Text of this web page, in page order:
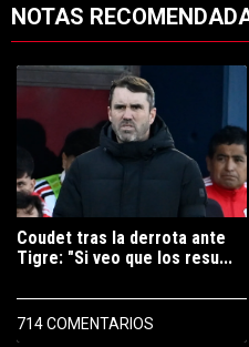
NOTAS
Un artículo de tendencia con el
Coudet tras la derrota ante
Tigre: "Si veo que los resu...
714 COMENTARIOS